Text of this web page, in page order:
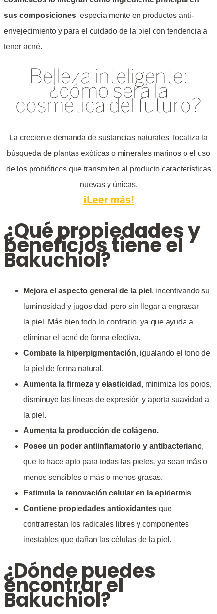
sus composiciones, especialmente en productos anti-
envejecimiento y para el cuidado de la piel con tendencia a
tener acné.
Belleza inteligente:
¿cómo será la
cosmética del futuro?
La creciente demanda de sustancias naturales, focaliza la
búsqueda de plantas exóticas o minerales marinos o el uso
de los probióticos que transmiten al producto características
nuevas y únicas.
¡Leer más!
¿Qué propiedades y
beneficios tiene el
Bakuchiol?
Mejora el aspecto general de la piel , incentivando su
luminosidad y jugosidad, pero sin llegar a engrasar
la piel. Más bien todo lo contrario, ya que ayuda a
eliminar el acné de forma efectiva.
Combate la hiperpigmentación, igualando el tono de
la piel de forma natural,
Aumenta la firmeza y elasticidad , minimiza los poros,
disminuye las líneas de expresión y aporta suavidad a
la piel.
Aumenta la producción de colágeno.
Posee un poder antiinflamatorio y antibacteriano,
que lo hace apto para todas las pieles, ya sean más o
menos sensibles o más o menos grasas.
Estimula la renovación celular en la epidermis.
Contiene propiedades antioxidantes que
contrarrestan los radicales libres y componentes
inestables que dañan las células de la piel.
¿Dónde puedes
encontrar el
Bakuchiol?